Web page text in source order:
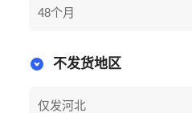
48个月
不发货地区
仅发河北